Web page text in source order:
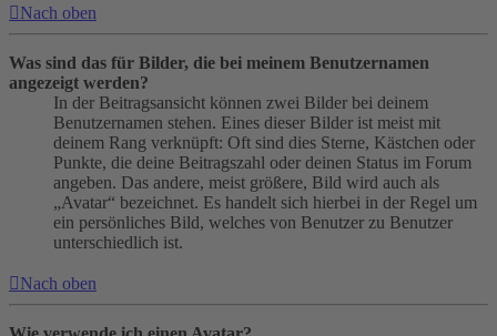
Nach oben
Was sind das für Bilder, die bei meinem Benutzernamen
angezeigt werden?
In der Beitragsansicht können zwei Bilder bei deinem
Benutzernamen stehen. Eines dieser Bilder ist meist mit
deinem Rang verknüpft: Oft sind dies Sterne, Kästchen oder
Punkte, die deine Beitragszahl oder deinen Status im Forum
angeben. Das andere, meist größere, Bild wird auch als
„Avatar“ bezeichnet. Es handelt sich hierbei in der Regel um
ein persönliches Bild, welches von Benutzer zu Benutzer
unterschiedlich ist.
Nach oben